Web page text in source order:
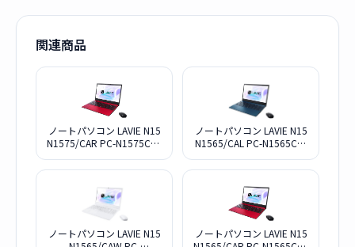
関連商品
ノートパソコン LAVIE N15
N1575/CAR PC-N1575CAR
ノートパソコン LAVIE N15
N1565/CAL PC-N1565CAL
ノートパソコン LAVIE N15
ノートパソコン LAVIE N15